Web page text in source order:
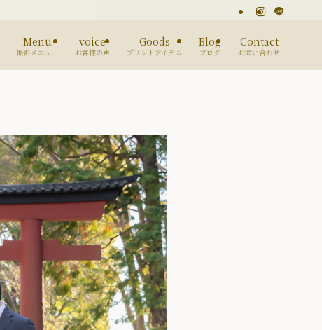
Menu
撮影メニュー
voice
お客様の声
Goods
プリントアイテム
Blog
ブログ
Contact
お問い合わせ